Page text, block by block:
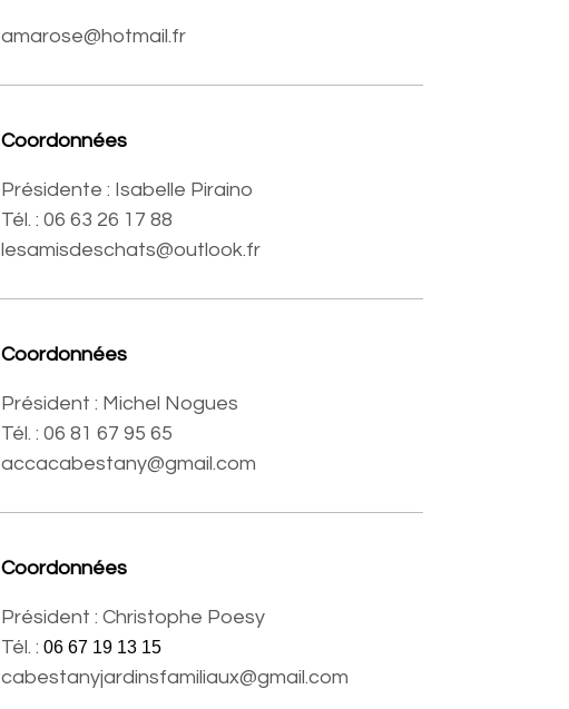
amarose@hotmail.fr
Coordonnées
Présidente : Isabelle Piraino
Tél. : 06 63 26 17 88
lesamisdeschats@outlook.fr
Coordonnées
Président : Michel Nogues
Tél. : 06 81 67 95 65
accacabestany@gmail.com
Coordonnées
Président : Christophe Poesy
Tél. :06 67 19 13 15
cabestanyjardinsfamiliaux@gmail.com